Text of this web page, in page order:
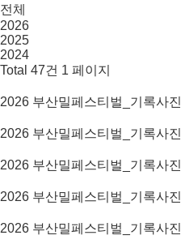
전체
2026
2025
2024
Total 47건 1 페이지
2026 부산밀페스티벌_기록사진
2026 부산밀페스티벌_기록사진
2026 부산밀페스티벌_기록사진
2026 부산밀페스티벌_기록사진
2026 부산밀페스티벌_기록사진